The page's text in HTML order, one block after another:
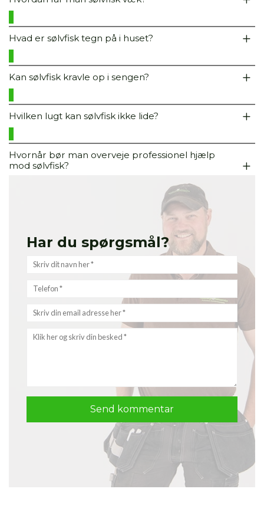
Hvad er sølvfisk tegn på i huset?
Kan sølvfisk kravle op i sengen?
Hvilken lugt kan sølvfisk ikke lide?
Hvornår bør man overveje professionel hjælp
mod sølvfisk?
Har du spørgsmål?